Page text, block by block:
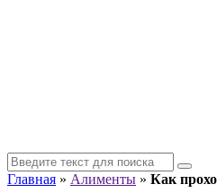
Главная » Алименты » Как